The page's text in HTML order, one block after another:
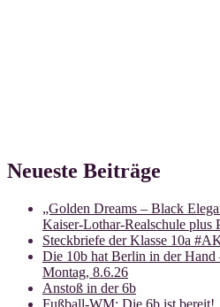
Neueste Beiträge
„Golden Dreams – Black
Kaiser-Lothar-Realschule plus
Steckbriefe der Klasse 10a
Die 10b hat Berlin in der Hand
Montag, 8.6.26
Anstoß in der 6b
Fußball-WM: Die 6b ist bereit!